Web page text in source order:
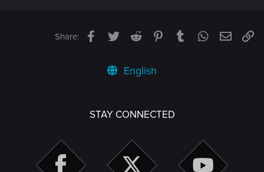
Share: Facebook
TwitterReddit PinterestTumblrWhatsApp
Email
English
STAY CONNECTED